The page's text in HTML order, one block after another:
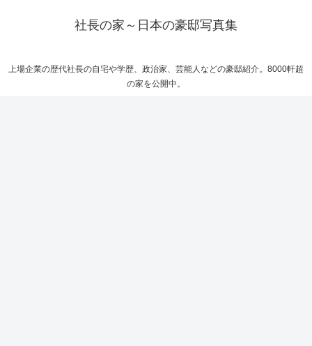
社長の家～日本の豪邸写真集
上場企業の歴代社長の自宅や学歴、政治家、芸能人などの豪邸紹介。8000軒超
の家を公開中。